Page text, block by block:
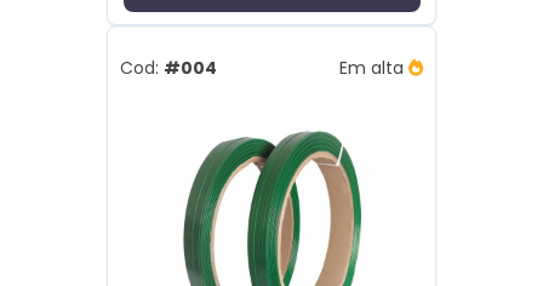
Cod: #004 Em alta